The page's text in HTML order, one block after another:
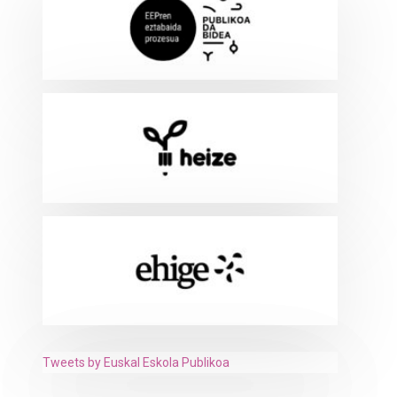
Tweets by Euskal Eskola Publikoa